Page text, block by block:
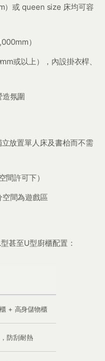
）或 queen size 床均可容
）
或以上），內設掛衣桿、
氛圍
放置單人床及書枱而不需
間許可下）
間為遊戲區
甚至U型廚櫃配置：
+ 高身儲物櫃
防刮耐熱